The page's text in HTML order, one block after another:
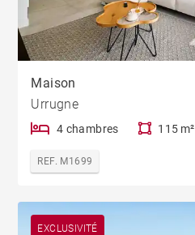
Maison
Urrugne
4 chambres 115 m²
REF. M1699
EXCLUSIVITÉ